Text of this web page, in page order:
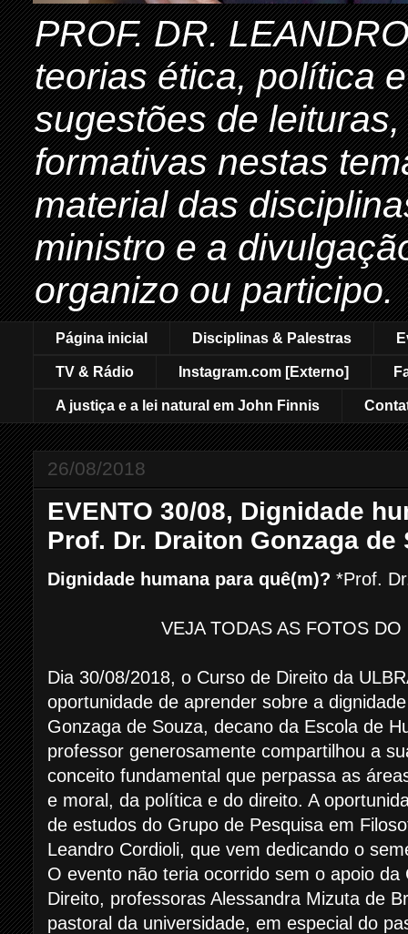
PROF. DR.
teorias ética, política
sugestões de
formativas nestas
material das
ministro e a
organizo ou participo.
Página inicial Disciplinas & Palestras
TV & Rádio Instagram.com [Externo]
A justiça e a lei natural em John Finnis
26/08/2018
EVENTO 30/08, Dignidade
Prof. Dr. Draiton Gonzaga de
Dignidade humana para quê(m)? *Prof.
VEJA TODAS AS FOTOS DO
Dia 30/08/2018, o Curso de Direito da
oportunidade de aprender sobre a
Gonzaga de Souza, decano da Escola de
professor generosamente compartilhou a
conceito fundamental que perpassa as
e moral, da política e do direito. A
de estudos do Grupo de Pesquisa em
Leandro Cordioli, que vem dedicando o
O evento não teria ocorrido sem o apoio da
Direito, professoras Alessandra Mizuta de
pastoral da universidade, em especial do